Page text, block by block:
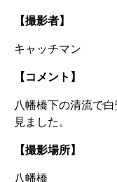
【撮影者】
キャッチマン
【コメント】
八幡橋下の清流で
見ました。
【撮影場所】
八幡橋